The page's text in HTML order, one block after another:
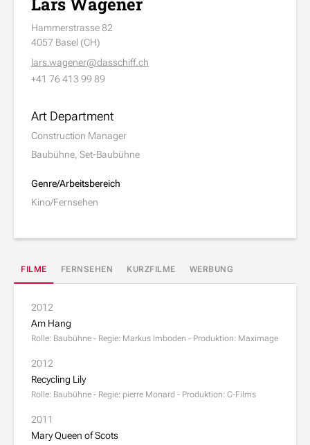
Hammerstrasse 82
4057 Basel (CH)
lars.wagener@dasschiff.ch
+41 76 413 99 89
Art Department
Construction Manager
Baubühne, Set-Baubühne
Genre/Arbeitsbereich
Kino/Fernsehen
FILME FERNSEHEN KURZFILME WERBUNG
2012
Am Hang
Rolle: Baubühne - Regie: Markus Imboden - Produktion: Maximage
2012
Recycling Lily
Rolle: Baubühne - Regie: pierre Monard - Produktion: C-Films
2011
Mary Queen of Scots